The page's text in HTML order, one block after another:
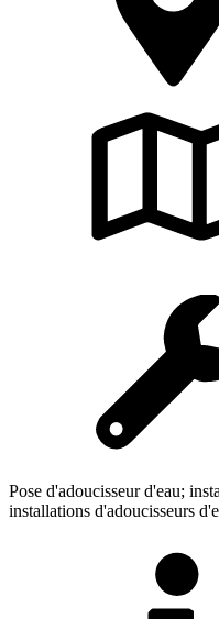
Pose d'adoucisseur d'eau;
installations d'adoucisseurs